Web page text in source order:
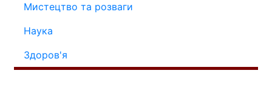
Мистецтво та розваги
Наука
Здоров'я